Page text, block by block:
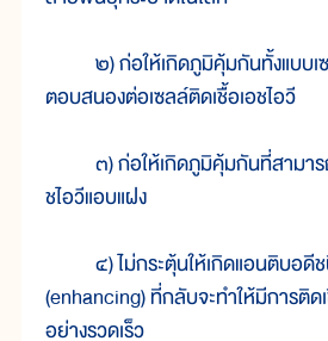
๒) ก่อให้เกิดภูมิคุ้มกันทั้งแบบเ
ตอบสนองต่อเซลล์ติดเชื้อเอชไอวี
๓) ก่อให้เกิดภูมิคุ้มกันที่สามารถ
ชไอวีแอบแฝง
๔) ไม่กระตุ้นให้เกิดแอนติบอดีช
(enhancing) ที่กลับจะทำให้มีการติด
อย่างรวดเร็ว